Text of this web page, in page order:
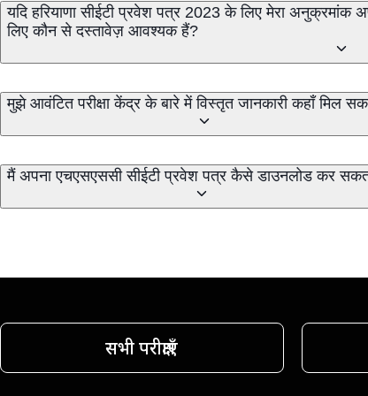
यदि हरियाणा सीईटी प्रवेश पत्र 2023 के लिए मेरा अनुक्रमांक
लिए कौन से दस्तावेज़ आवश्यक हैं?
मुझे आवंटित परीक्षा केंद्र के बारे में विस्तृत जानकारी कहाँ मिल
मैं अपना एचएसएससी सीईटी प्रवेश पत्र कैसे डाउनलोड कर
सभी परीक्षाएँ